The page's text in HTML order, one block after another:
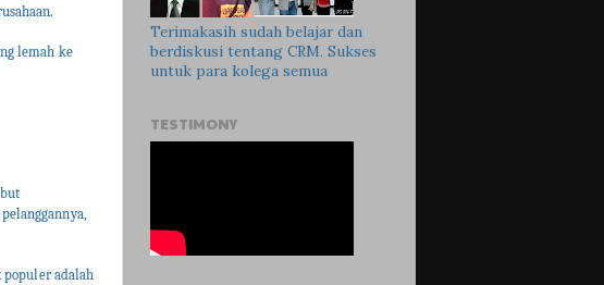
lemah ke
populer adalah
Terimakasih sudah belajar dan
berdiskusi tentang CRM. Sukses
untuk para kolega semua
TESTIMONY